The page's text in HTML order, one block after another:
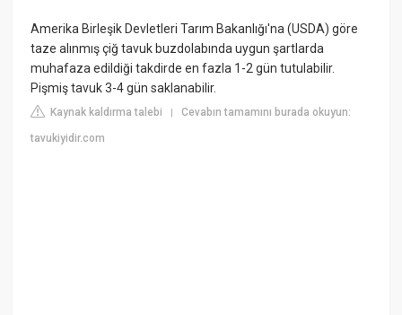
Amerika Birleşik Devletleri Tarım Bakanlığı'na (USDA) göre
taze alınmış çiğ tavuk buzdolabında uygun şartlarda
muhafaza edildiği takdirde en fazla 1-2 gün tutulabilir.
Pişmiş tavuk 3-4 gün saklanabilir.
Kaynak kaldırma talebi |Cevabın tamamını burada okuyun:
tavukiyidir.com